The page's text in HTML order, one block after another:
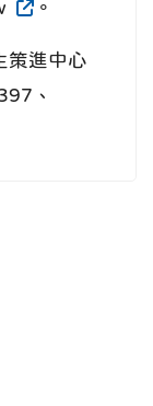
。
策進中心
、